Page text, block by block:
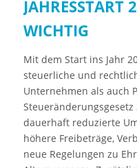
JAHRESSTART
WICHTIG
Mit dem Start ins Jahr
steuerliche und
Unternehmen als auch
dauerhaft reduzierte
höhere Freibeträge,
neue Regelungen zu